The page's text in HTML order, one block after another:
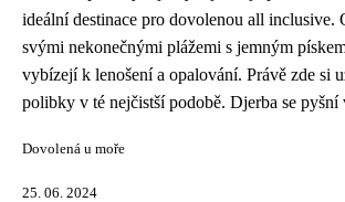
ideální destinace pro dovolenou all inclusive.
svými nekonečnými plážemi s jemným
vybízejí k lenošení a opalování. Právě zde si
polibky v té nejčistší podobě. Djerba se pyšní
Dovolená u moře
25. 06. 2024